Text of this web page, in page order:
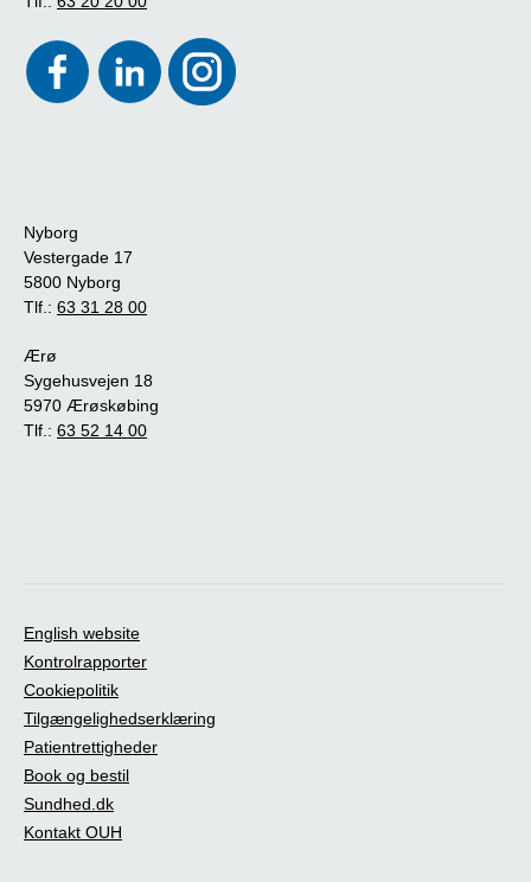
Nyborg
Vestergade 17
5800 Nyborg
Tlf.: 63 31 28 00
Ærø
Sygehusvejen 18
5970 Ærøskøbing
Tlf.: 63 52 14 00
English website
Kontrolrapporter
Cookiepolitik
Tilgængelighedserklæring
Patientrettigheder
Book og bestil
Sundhed.dk
Kontakt OUH